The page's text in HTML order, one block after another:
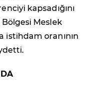
kapsadığını
Meslek
istihdam oranının